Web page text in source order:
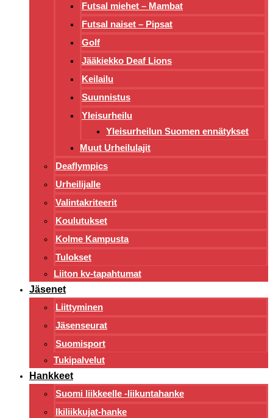
Futsal miehet – Mambat
Futsal naiset – Pipsat
Golf
Jääkiekko Deaf Lions
Keilailu
Suunnistus
Yleisurheilu
Yleisurheilun Suomen ennätykset
Muut Urheilulajit
Deaflympics
Urheilijalle
Valintakriteerit
Koulutukset
Kolme Kampusta
Tulokset
Liiton kv-tapahtumat
Jäsenet
Liittyminen
Jäsenseurat
Suomisport
Tukipalvelut
Hankkeet
Suomi liikkeelle -liikuntahanke
Ikiliikkujat-hanke